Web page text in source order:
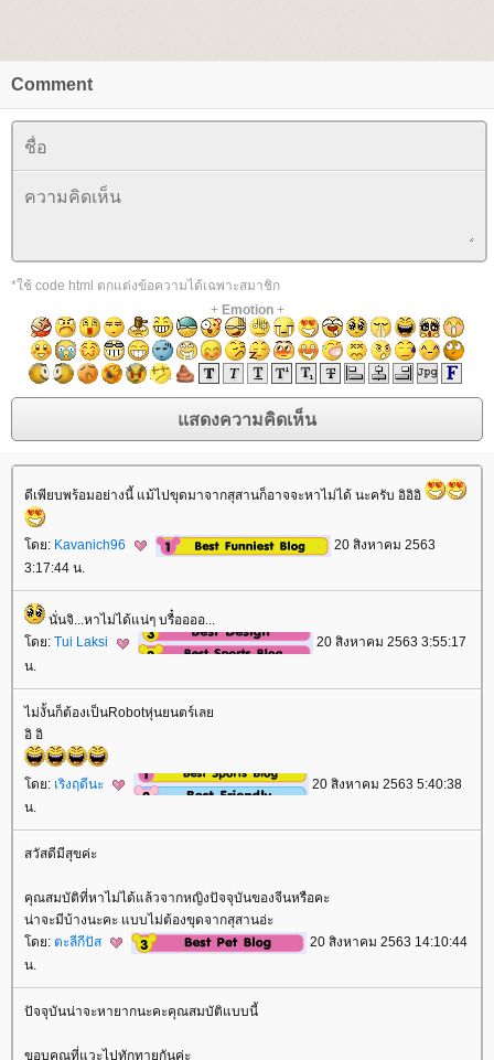
Comment
*ใช้ code html ตกแต่งข้อความได้เฉพาะสมาชิก
+ Emotion+
ดีเพียบพร้อมอย่างนี้ แม้ไปขุดมาจากสุสานก็อาจจะหาไม่ได้ นะครับ อิอิอิ
ดย: Kavanich96
20 สิงหาคม 2563
3:17:44 น.
นั่นจิ...หาไม่ได้แน่ๆ บรื๋ออออ...
ดย: Tui Laksi
20 สิงหาคม 2563 3:55:17
น.
ไม่งั้นก็ต้องเป็นRobotหุ่นยนตร์เล
อิ อิ
ดย: เริงฤดีนะ
20 สิงหาคม 2563 5:40:38
น.
สวัสดีมีสุขค่ะ
คุณสมบัติที่หาไม่ได้แล้วจากหญิงปัจจุบันของจีนหรือคะ
น่าจะมีบ้างนะคะ แบบไม่ต้องขุดจากสุสานอ่ะ
ดย: ตะลีกีปัส
20 สิงหาคม 2563 14:10:44
น.
ปัจจุบันน่าจะหายากนะคะคุณสมบัติแบบนี้
ขอบคุณที่แวะไปทักทายกันค่ะ